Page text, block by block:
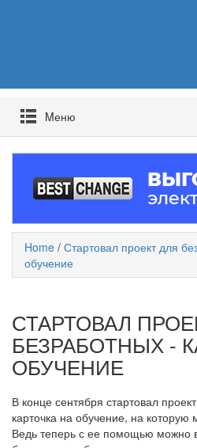
Mеню
Home / Стартовал проект для
обучение
СТАРТОВАЛ
БЕЗРАБОТНЫХ -
ОБУЧЕНИЕ
В конце сентября стартовал
карточка на обучение, на
Ведь теперь с ее помощью можно